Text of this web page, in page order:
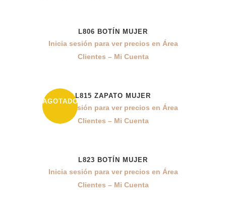
L806 BOTÍN MUJER
Inicia sesión para ver precios en Área
Clientes – Mi Cuenta
AGOTADO
L815 ZAPATO MUJER
Inicia sesión para ver precios en Área
Clientes – Mi Cuenta
L823 BOTÍN MUJER
Inicia sesión para ver precios en Área
Clientes – Mi Cuenta